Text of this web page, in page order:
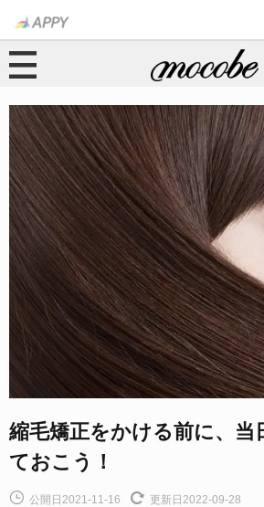
縮毛矯正をかける前に、当
ておこう！
公開日2021-11-16 更新日2022-09-28